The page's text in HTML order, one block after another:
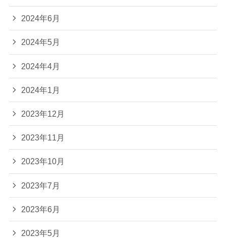
2024年6月
2024年5月
2024年4月
2024年1月
2023年12月
2023年11月
2023年10月
2023年7月
2023年6月
2023年5月